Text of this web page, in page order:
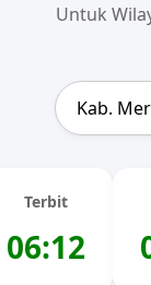
Untuk
Terbit
06:12